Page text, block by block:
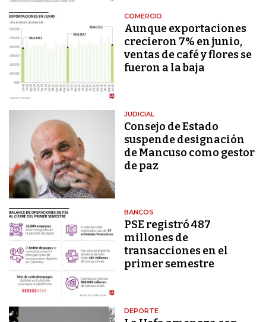
COMERCIO
Aunque exportaciones
crecieron 7% en junio,
ventas de café y flores se
fueron a la baja
JUDICIAL
Consejo de Estado
suspende designación
de Mancuso como gestor
de paz
BANCOS
PSE registró 487
millones de
transacciones en el
primer semestre
DEPORTE